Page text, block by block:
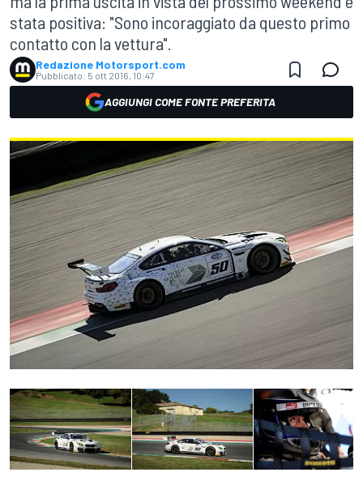
stata positiva: "Sono incoraggiato da questo primo
contatto con la vettura".
Redazione Motorsport.com
Pubblicato: 5 ott 2016, 10:47
AGGIUNGI COME FONTE PREFERITA